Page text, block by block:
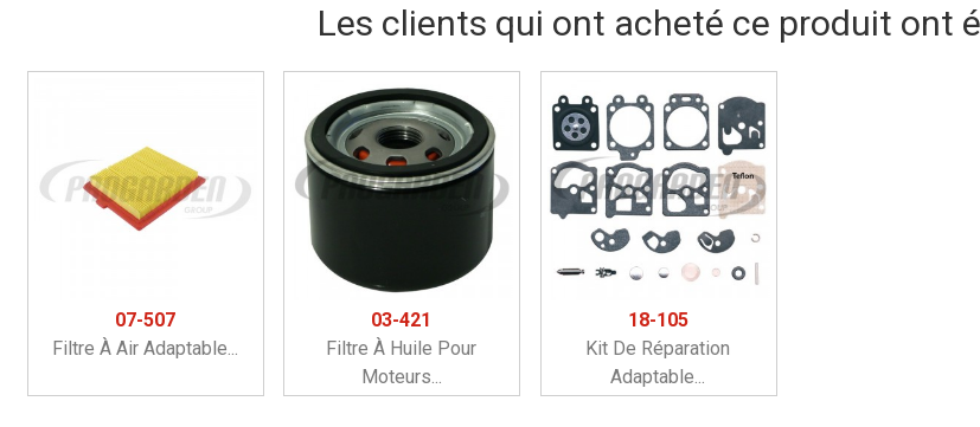
Les clients qui ont acheté ce produit ont
07-507
Filtre À Air Adaptable...
03-421
Filtre À Huile Pour
Moteurs...
18-105
Kit De Réparation
Adaptable...